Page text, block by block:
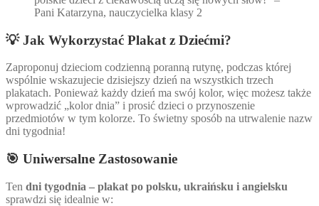
Pani Katarzyna, nauczycielka klasy 2
💡 Jak Wykorzystać Plakat z Dziećmi?
Zaproponuj dzieciom codzienną poranną rutynę, podczas której
wspólnie wskazujecie dzisiejszy dzień na wszystkich trzech
plakatach. Ponieważ każdy dzień ma swój kolor, więc możesz także
wprowadzić „kolor dnia” i prosić dzieci o przynoszenie
przedmiotów w tym kolorze. To świetny sposób na utrwalenie nazw
dni tygodnia!
🎯 Uniwersalne Zastosowanie
Ten dni tygodnia – plakat po polsku, ukraińsku i angielsku
sprawdzi się idealnie w: